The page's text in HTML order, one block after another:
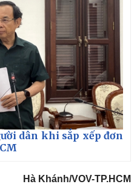
Thị trường
Giá vàng
Tiêu dùng
Tỷ giá
Chứng khoán
Giá cà phê
dân khi sắp xếp đơn
Hà Khánh/VOV-TP.HCM